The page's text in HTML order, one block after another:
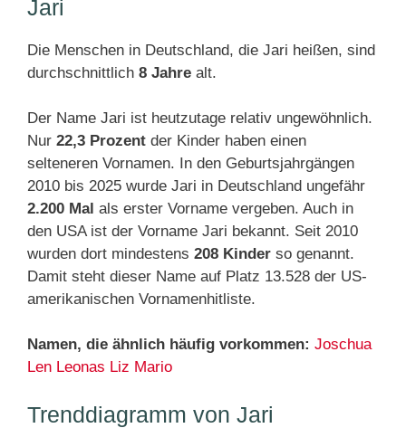
Jari
Die Menschen in Deutschland, die Jari heißen, sind
durchschnittlich 8 Jahre alt.
Der Name Jari ist heutzutage relativ ungewöhnlich.
Nur 22,3 Prozent der Kinder haben einen
selteneren Vornamen. In den Geburtsjahrgängen
2010 bis 2025 wurde Jari in Deutschland ungefähr
2.200 Mal als erster Vorname vergeben. Auch in
den USA ist der Vorname Jari bekannt. Seit 2010
wurden dort mindestens 208 Kinder so genannt.
Damit steht dieser Name auf Platz 13.528 der US-
amerikanischen Vornamenhitliste.
Namen, die ähnlich häufig vorkommen: Joschua
Len Leonas Liz Mario
Trenddiagramm von Jari